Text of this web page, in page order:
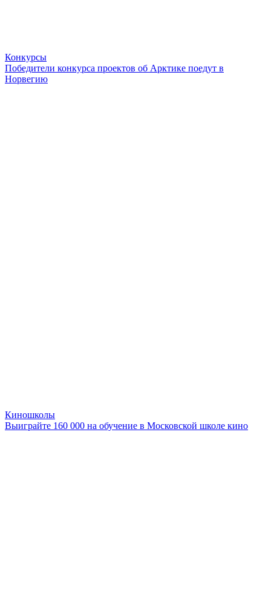
Конкурсы
Победители конкурса проектов об Арктике поедут в
Норвегию
Киношколы
Выиграйте 160 000 на обучение в Московской школе кино